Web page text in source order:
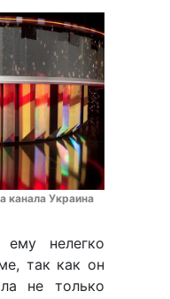
канала Украина
нелегко
так как он
не только